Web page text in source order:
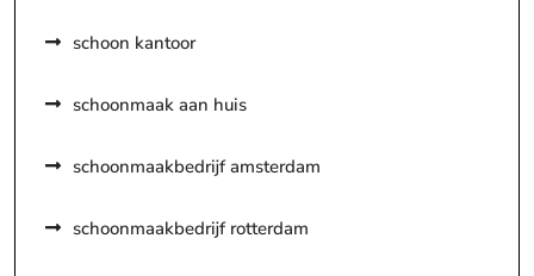
schoon kantoor
schoonmaak aan huis
schoonmaakbedrijf amsterdam
schoonmaakbedrijf rotterdam